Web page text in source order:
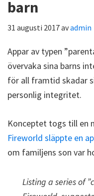
barn
31 augusti 2017avadmin
Appar av typen
övervaka sina barns
för all framtid skadar
personlig integritet.
Konceptet togs till en
Fireworld släppte en
om familjens son var
Listing a series of